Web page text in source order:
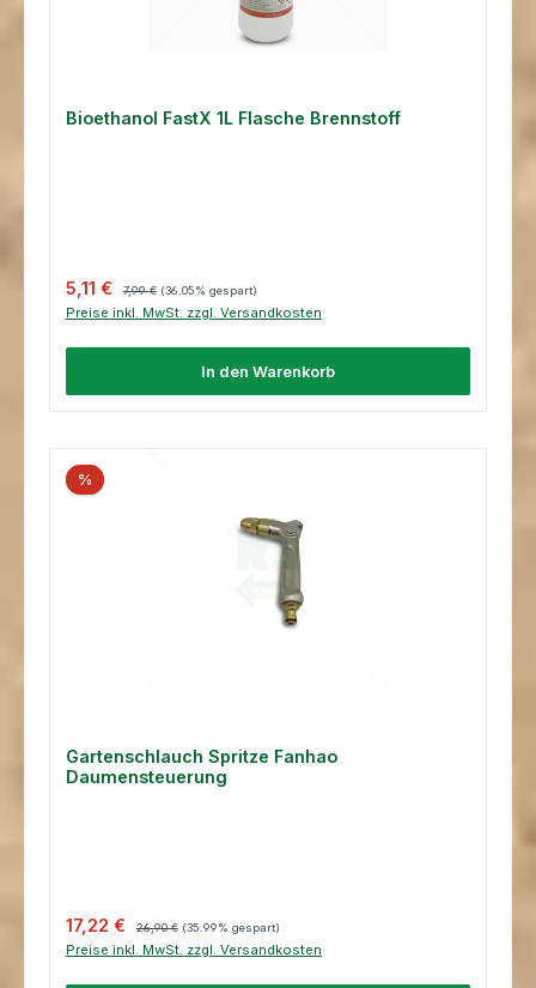
Bioethanol FastX 1L Flasche Brennstoff
Verkaufspreis:
5,11 € 7,99 € (36.05% gespart)
Preise inkl. MwSt. zzgl. Versandkosten
In den Warenkorb
%
Gartenschlauch Spritze Fanhao
Daumensteuerung
Verkaufspreis:
17,22 € Regulärer Preis:
26,90 € (35.99% gespart)
Preise inkl. MwSt. zzgl. Versandkosten